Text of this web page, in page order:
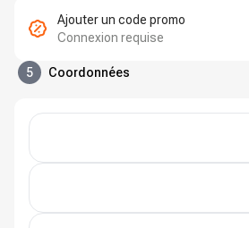
Ajouter un code promo
Connexion requise
5 Coordonnées